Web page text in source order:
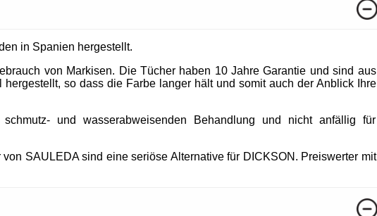
in Spanien hergestellt.
von Markisen. Die Tücher haben 10 Jahre Garantie und sind aus
hergestellt, so dass die Farbe langer hält und somit auch der Anblick Ihre
und wasserabweisenden Behandlung und nicht anfällig für
von SAULEDA sind eine seriöse Alternative für DICKSON. Preiswerter mit